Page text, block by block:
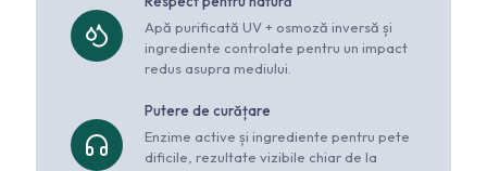
Apă purificată UV + osmoză inversă și
ingrediente controlate pentru un impact
redus asupra mediului.
Putere de curățare
Enzime active și ingrediente pentru pete
dificile, rezultate vizibile chiar de la